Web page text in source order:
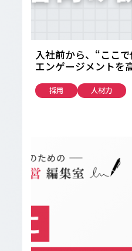
入社前から、“ここ
エンゲージメントを
採用 人材力